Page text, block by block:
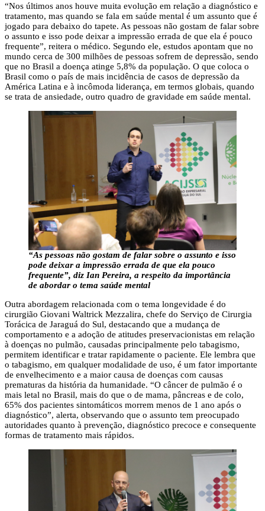
“Nos últimos anos houve muita evolução em relação a diagnóstico e
tratamento, mas quando se fala em saúde mental é um assunto que é
jogado para debaixo do tapete. As pessoas não gostam de falar sobre
o assunto e isso pode deixar a impressão errada de que ela é pouco
frequente”, reitera o médico. Segundo ele, estudos apontam que no
mundo cerca de 300 milhões de pessoas sofrem de depressão, sendo
que no Brasil a doença atinge 5,8% da população. O que coloca o
Brasil como o país de mais incidência de casos de depressão da
América Latina e à incômoda liderança, em termos globais, quando
se trata de ansiedade, outro quadro de gravidade em saúde mental.
“As pessoas não gostam de falar sobre o assunto e isso
pode deixar a impressão errada de que ela pouco
frequente”, diz Ian Pereira, a respeito da importância
de abordar o tema saúde mental
Outra abordagem relacionada com o tema longevidade é do
cirurgião Giovani Waltrick Mezzalira, chefe do Serviço de Cirurgia
Torácica de Jaraguá do Sul, destacando que a mudança de
comportamento e a adoção de atitudes preservacionistas em relação
à doenças no pulmão, causadas principalmente pelo tabagismo,
permitem identificar e tratar rapidamente o paciente. Ele lembra que
o tabagismo, em qualquer modalidade de uso, é um fator importante
de envelhecimento e a maior causa de doenças com causas
prematuras da história da humanidade. “O câncer de pulmão é o
mais letal no Brasil, mais do que o de mama, pâncreas e de colo,
65% dos pacientes sintomáticos morrem menos de 1 ano após o
diagnóstico”, alerta, observando que o assunto tem preocupado
autoridades quanto à prevenção, diagnóstico precoce e consequente
formas de tratamento mais rápidos.